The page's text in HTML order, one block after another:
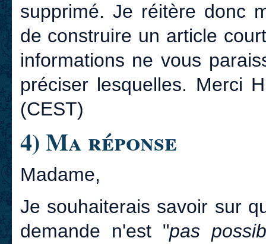
supprimé. Je réitère donc
de construire un article
informations ne vous
préciser lesquelles. Merci
(CEST)
4) Ma réponse
Madame,
Je souhaiterais savoir sur
demande n'est "pas